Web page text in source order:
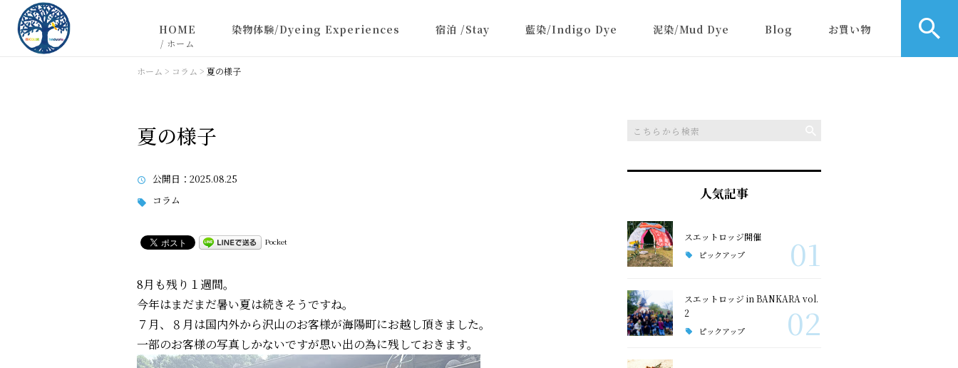
HOME
/ ホーム
お問い合わせ
染物体験/Dyeing Experiences 宿泊 /Stay 藍染/Indigo Dye 泥染/Mud Dye Blog お買い物
ホーム > コラム > 夏の様子
夏の様子
公開日 ：2025.08.25
コラム
Pocket
8月も残り１週間。
今年はまだまだ暑い夏は続きそうですね。
７月、８月は国内外から沢山のお客様が海陽町にお越し頂きました。
一部のお客様の写真しかないですが思い出の為に残しておきます。
人気記事
スエットロッジ開催
ピックアップ 01
スエットロッジ in BANKARA vol.
2
ピックアップ 02